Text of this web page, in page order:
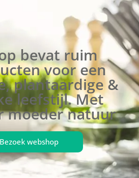
bevat ruim
voor een
plantaardige &
leefstijl. Met
moeder natuur
Bezoek webshop